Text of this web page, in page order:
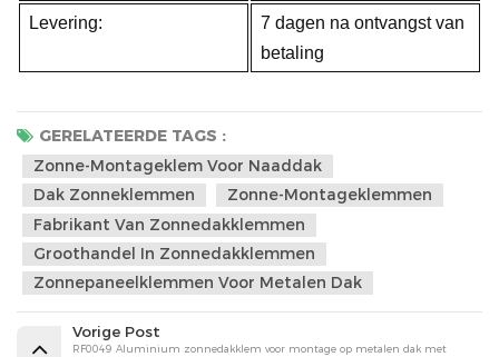
Levering:
7 dagen na ontvangst van
betaling
GERELATEERDE TAGS :
Zonne-Montageklem Voor Naaddak
Dak Zonneklemmen
Zonne-Montageklemmen
Fabrikant Van Zonnedakklemmen
Groothandel In Zonnedakklemmen
Zonnepaneelklemmen Voor Metalen Dak
Vorige Post
RF0049 Aluminium zonnedakklem voor montage op metalen dak met